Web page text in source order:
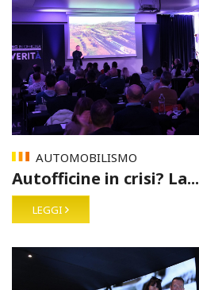
AUTOMOBILISMO
Autofficine in crisi? La...
LEGGI